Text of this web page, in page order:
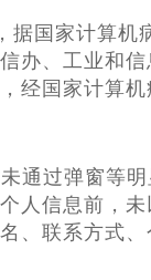
据国家计算机
办、工业和
经国家计算
通过弹窗等
人信息前，
、联系方式